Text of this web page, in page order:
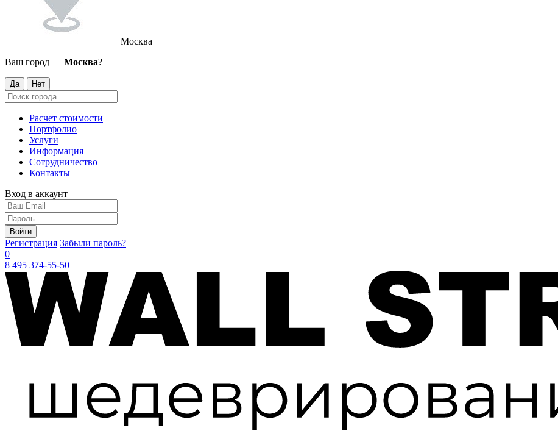
Москва
Ваш город — Москва?
Да Нет
Расчет стоимости
Портфолио
Услуги
Информация
Сотрудничество
Контакты
Вход в аккаунт
Войти
Регистрация Забыли пароль?
0
8 495 374-55-50